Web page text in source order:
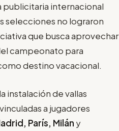
publicitaria internacional
selecciones no lograron
que busca aprovechar
campeonato para
destino vacacional.
instalación de vallas
a jugadores
París, Milán y